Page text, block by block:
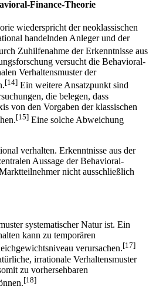
Finance-Theorie
wiederspricht der neoklassischen
handelnden Anleger und der
Zuhilfenahme der Erkenntnisse aus
versucht die Behavioral-
Verhaltensmuster der
[14] Ein weitere Ansatzpunkt sind
die belegen, dass
von den Vorgaben der klassischen
[15] Eine solche Abweichung
verhalten. Erkenntnisse aus der
Aussage der Behavioral-
nicht ausschließlich
systematischer Natur ist. Ein
kann zu temporären
verursachen.[17]
irrationale Verhaltensmuster
zu vorhersehbaren
[18]